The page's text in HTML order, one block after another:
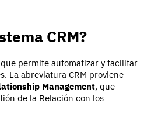
CRM?
permite automatizar y facilitar
La abreviatura CRM proviene
Management, que
de la Relación con los